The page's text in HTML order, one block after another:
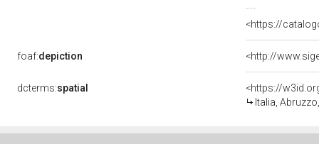
<https://
foaf:depiction <http://
dcterms:spatial
<https://
Italia,